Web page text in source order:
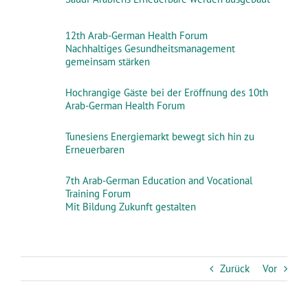
Zurück Vor
12th Arab-German Health Forum
Nachhaltiges Gesundheitsmanagement
gemeinsam stärken
Hochrangige Gäste bei der Eröffnung des 10th
Arab-German Health Forum
Tunesiens Energiemarkt bewegt sich hin zu
Erneuerbaren
7th Arab-German Education and Vocational
Training Forum
Mit Bildung Zukunft gestalten